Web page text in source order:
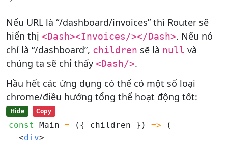
Nếu URL là “/dashboard/invoices” thì Router sẽ
hiển thị <Dash><Invoices/></Dash>. Nếu nó
chỉ là “/dashboard”, children sẽ là null và
chúng ta sẽ chỉ thấy <Dash/>.
Hầu hết các ứng dụng có thể có một số loại
chrome/điều hướng tổng thể hoạt động tốt:
Hide Copy
const Main = ({ children }) => (
<div>